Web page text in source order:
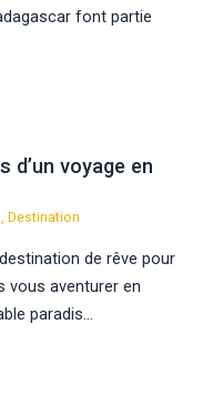
font partie
d’un voyage en
,Destination
de rêve pour
vous aventurer en
paradis…